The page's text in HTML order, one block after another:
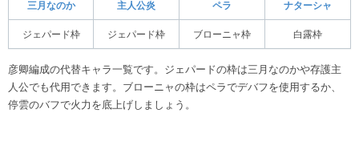
三月なのか 主人公炎 ペラ ナターシャ
ジェパード枠 ジェパード枠 ブローニャ枠 白露枠
彦卿編成の代替キャラ一覧です。ジェパードの枠は三月なのかや存護主
人公でも代用できます。ブローニャの枠はペラでデバフを使用するか、
停雲のバフで火力を底上げしましょう。